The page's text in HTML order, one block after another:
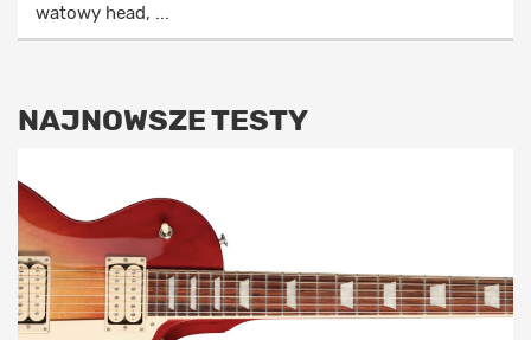
watowy head, ...
NAJNOWSZE TESTY